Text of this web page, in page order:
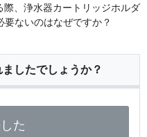
、浄水器カートリッジホルダ
要ないのはなぜですか？
したでしょうか？
た